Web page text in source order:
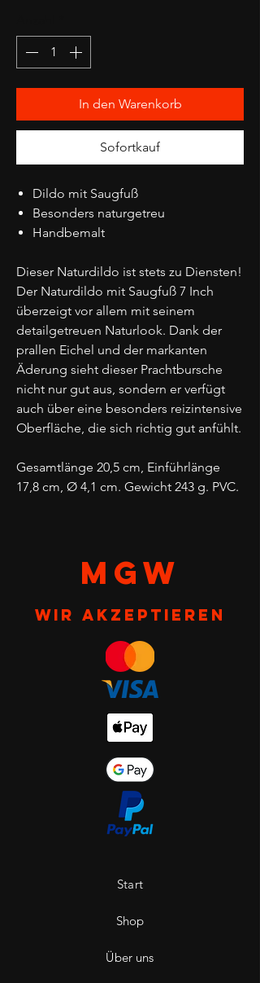
In den Warenkorb
Sofortkauf
Dildo mit Saugfuß
Besonders naturgetreu
Handbemalt
Dieser Naturdildo ist stets zu Diensten!
Der Naturdildo mit Saugfuß 7 Inch
überzeigt vor allem mit seinem
detailgetreuen Naturlook. Dank der
prallen Eichel und der markanten
Äderung sieht dieser Prachtbursche
nicht nur gut aus, sondern er verfügt
auch über eine besonders reizintensive
Oberfläche, die sich richtig gut anfühlt.
Gesamtlänge 20,5 cm, Einführlänge
17,8 cm, Ø 4,1 cm. Gewicht 243 g. PVC.
MGW
Wir akzeptieren
Start
Shop
Über uns